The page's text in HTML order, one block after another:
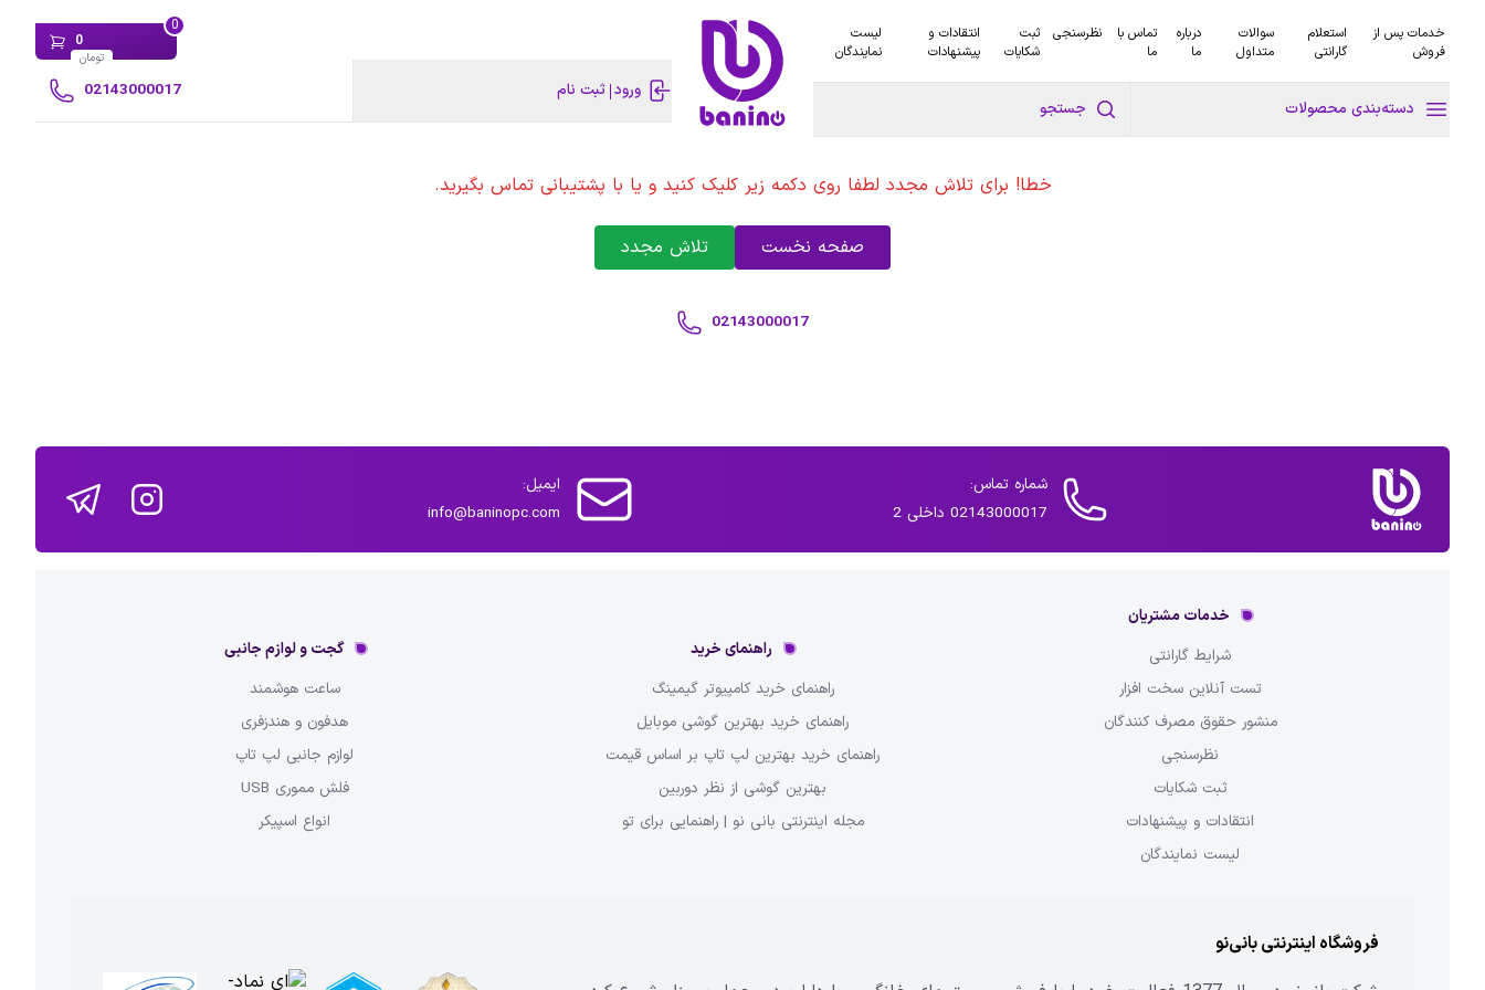
خدمات پس از
فروش
استعلام
گارانتی
سوالات
متداول
درباره
ما
تماس با
ما
نظرسنجی
ثبت
شکایات
انتقادات و
پیشنهادات
لیست
نمایندگان
دسته‌بندی محصولات جستجو
0
0
تومان
ورود ثبت نام 02143000017
خطا! برای تلاش مجدد لطفا روی دکمه زیر کلیک کنید و یا با پشتیبانی تماس بگیرید.
صفحه نخست تلاش مجدد
02143000017
شماره تماس:
02143000017 داخلی 2
ایمیل:
info@baninopc.com
خدمات مشتریان
شرایط گارانتی
تست آنلاین سخت افزار
منشور حقوق مصرف کنندگان
نظرسنجی
ثبت شکایات
انتقادات و پیشنهادات
لیست نمایندگان
راهنمای خرید
راهنمای خرید کامپیوتر گیمینگ
راهنمای خرید بهترین گوشی موبایل
راهنمای خرید بهترین لپ تاپ بر اساس قیمت
بهترین گوشی از نظر دوربین
مجله اینترنتی بانی نو | راهنمایی برای تو
گجت و لوازم جانبی
ساعت هوشمند
هدفون و هندزفری
لوازم جانبی لپ تاپ
فلش مموری USB
انواع اسپیکر
فروشگاه اینترنتی بانی‌نو